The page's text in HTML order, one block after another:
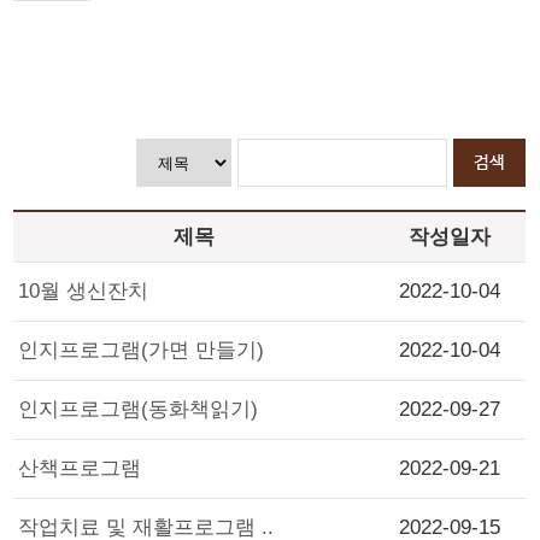
제목 작성일자
10월 생신잔치 2022-10-04
인지프로그램(가면 만들기) 2022-10-04
인지프로그램(동화책읽기) 2022-09-27
산책프로그램 2022-09-21
작업치료 및 재활프로그램 .. 2022-09-15